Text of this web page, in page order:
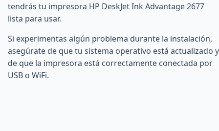
tendrás tu impresora HP DeskJet Ink Advantage 2677
lista para usar.
Si experimentas algún problema durante la instalación,
asegúrate de que tu sistema operativo está actualizado y
de que la impresora está correctamente conectada por
USB o WiFi.